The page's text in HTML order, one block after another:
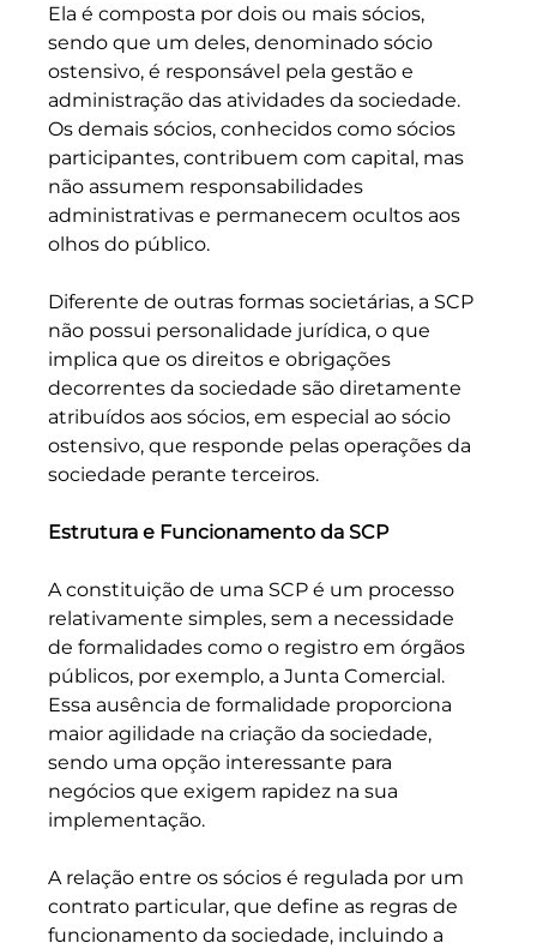
Ela é composta por dois ou mais sócios,
sendo que um deles, denominado sócio
ostensivo, é responsável pela gestão e
administração das atividades da sociedade.
Os demais sócios, conhecidos como sócios
participantes, contribuem com capital, mas
não assumem responsabilidades
administrativas e permanecem ocultos aos
olhos do público.
Diferente de outras formas societárias, a SCP
não possui personalidade jurídica, o que
implica que os direitos e obrigações
decorrentes da sociedade são diretamente
atribuídos aos sócios, em especial ao sócio
ostensivo, que responde pelas operações da
sociedade perante terceiros.
Estrutura e Funcionamento da SCP
A constituição de uma SCP é um processo
relativamente simples, sem a necessidade
de formalidades como o registro em órgãos
públicos, por exemplo, a Junta Comercial.
Essa ausência de formalidade proporciona
maior agilidade na criação da sociedade,
sendo uma opção interessante para
negócios que exigem rapidez na sua
implementação.
A relação entre os sócios é regulada por um
contrato particular, que define as regras de
funcionamento da sociedade, incluindo a